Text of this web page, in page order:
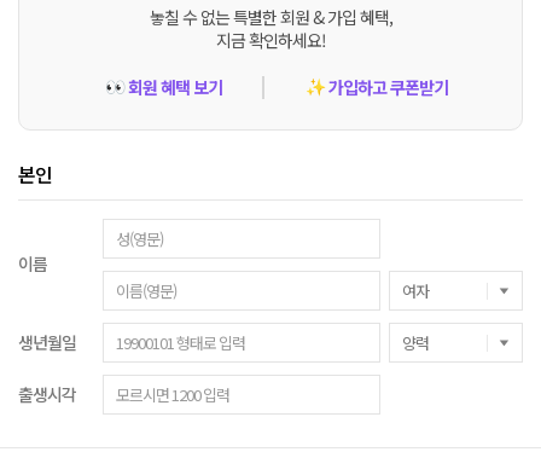
놓칠 수 없는 특별한 회원 & 가입 혜택,
지금 확인하세요!
👀회원 혜택 보기 ✨가입하고 쿠폰받기
본인
이름
생년월일
출생시각